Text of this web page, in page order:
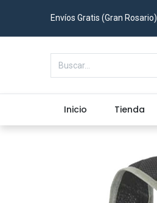
Envíos Gratis (Gran Rosario)
Inicio Tienda